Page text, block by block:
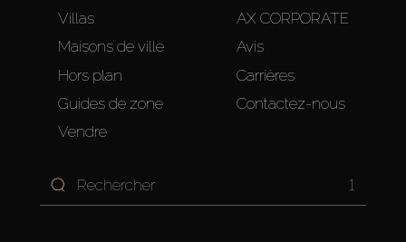
Villas
Maisons de ville
Hors plan
Guides de zone
Vendre
AX CORPORATE
Avis
Carrières
Contactez-nous
1